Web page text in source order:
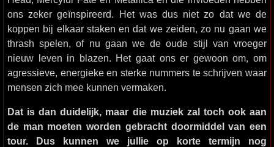
ons zeker geïnspireerd. Het was dus niet zo dat we de
koppen bij elkaar staken en dat we zeiden, zo nu gaan we
thrash spelen, of nu gaan we de oude stijl van vroeger
nieuw leven in blazen. Het gaat ons er gewoon om, om
agressieve, energieke en sterke nummers te schrijven waar
mensen zich mee kunnen vermaken.
Dat is dan duidelijk, maar die muziek zal toch ook aan
de man moeten worden gebracht doormiddel van een
tour. Dus kunnen we jullie op korte termijn nog